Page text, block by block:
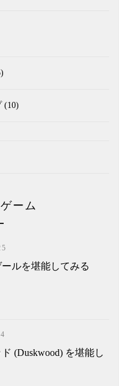
(10)
ーム
ルを堪能してみる
(Duskwood) を堪能し